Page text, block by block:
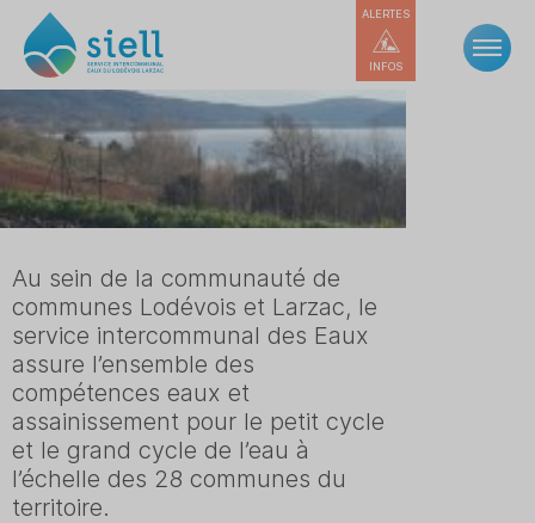
ALERTES
INFOS
Au sein de la communauté de
communes Lodévois et Larzac, le
service intercommunal des Eaux
assure l’ensemble des
compétences eaux et
assainissement pour le petit cycle
et le grand cycle de l’eau à
l’échelle des 28 communes du
territoire.